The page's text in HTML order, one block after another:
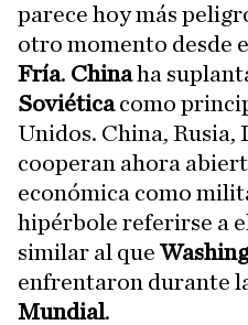
parece hoy más
otro momento desde
Fría. Chinaha
Soviéticacomo
Unidos. China,
cooperan ahora
económica como
hipérbole referirse a
similar al que
enfrentaron durante
Mundial.